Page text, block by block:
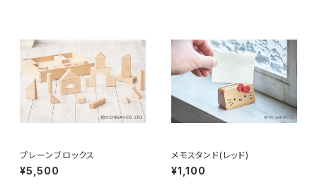
プレーンブロックス
¥5,500
メモスタンド(レッド)
¥1,100